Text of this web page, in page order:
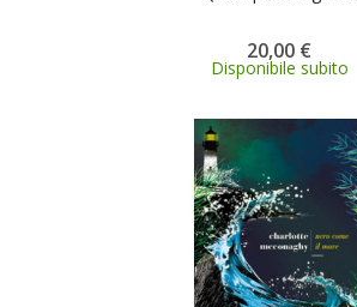
20,00 €
Disponibile subito